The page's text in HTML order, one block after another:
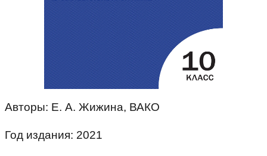
Авторы: Е. А. Жижина, ВАКО
Год издания: 2021